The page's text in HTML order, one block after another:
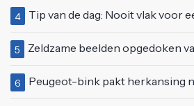
4 Tip van de dag: Nooit vlak voor een
5 Zeldzame beelden opgedoken van
6 Peugeot-bink pakt herkansing na gênante bocht